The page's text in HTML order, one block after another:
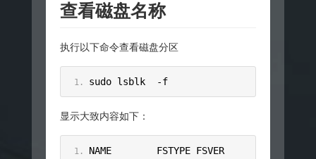
查看磁盘名称
执行以下命令查看磁盘分区
sudo lsblk -f
显示大致内容如下：
NAME        FSTYPE FSVER